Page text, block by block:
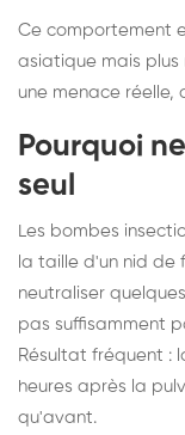
Ce comportement
asiatique mais plus
une menace réelle,
Pourquoi
seul
Les bombes
la taille d'un nid de
neutraliser
pas suffisamment
Résultat fréquent :
heures après la
qu'avant.